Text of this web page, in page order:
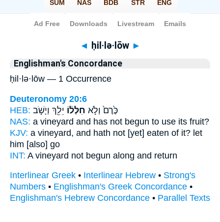
Bible> Strong's > Hebrew
◄ ḥil·lə·lōw ►
Englishman's Concordance
ḥil·lə·lōw — 1 Occurrence
Deuteronomy 20:6
HEB:
כֶּ֙רֶם֙ וְלֹ֣א חִלְּל֔וֹ יֵלֵ֖ךְ וְיָשֹׁ֣ב
NAS: a vineyard and has not begun to use its fruit?
KJV: a vineyard, and hath not [yet] eaten of it? let
him [also] go
INT: A vineyard not begun along and return
Interlinear Greek • Interlinear Hebrew • Strong's
Numbers • Englishman's Greek Concordance •
Englishman's Hebrew Concordance • Parallel Texts